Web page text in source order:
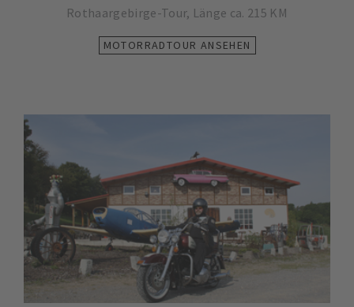
Rothaargebirge-Tour, Länge ca. 215 KM
MOTORRADTOUR ANSEHEN